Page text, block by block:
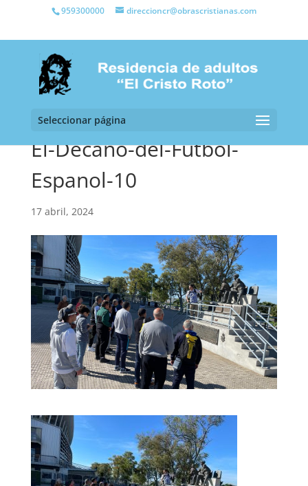
959300000 direccioncr@obrascristianas.com
Seleccionar página
El-Decano-del-Futbol-
Espanol-10
17 abril, 2024